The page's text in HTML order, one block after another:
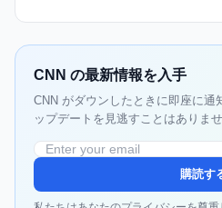
CNN の最新情報を入手
CNN がダウンしたときに即座に通
ップデートを見逃すことはありませ
購読す